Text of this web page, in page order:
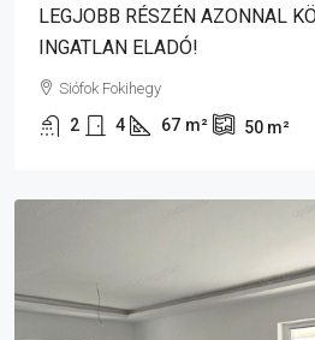
LEGJOBB RÉSZÉN AZONNAL
INGATLAN ELADÓ!
Siófok Fokihegy
2 4 67 m² 50 m²